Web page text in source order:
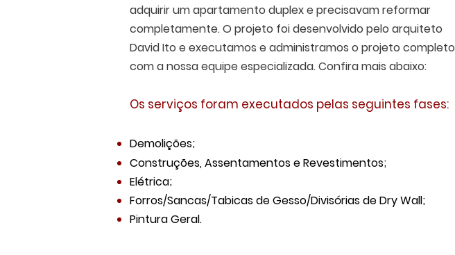
adquirir um apartamento duplex e precisavam reformar
completamente. O projeto foi desenvolvido pelo arquiteto
David Ito e executamos e administramos o projeto completo
com a nossa equipe especializada.Confira mais abaixo:
Os serviços foram executados pelas seguintes fases:
Demolições;
Construções, Assentamentos e Revestimentos;
Elétrica;
Forros/Sancas/Tabicas de Gesso/Divisórias de Dry Wall;
Pintura Geral.